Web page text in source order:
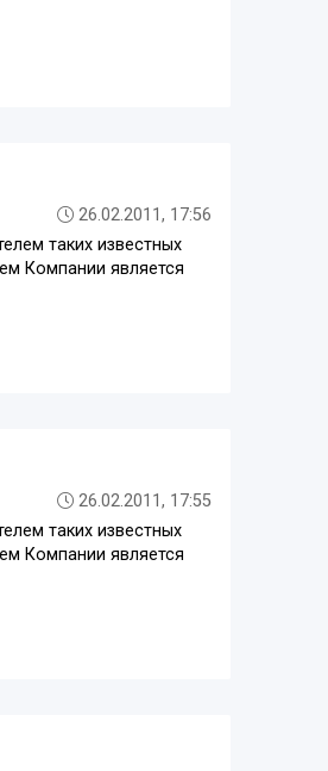
26.02.2011, 17:56
таких известных
Компании является
26.02.2011, 17:55
таких известных
Компании является